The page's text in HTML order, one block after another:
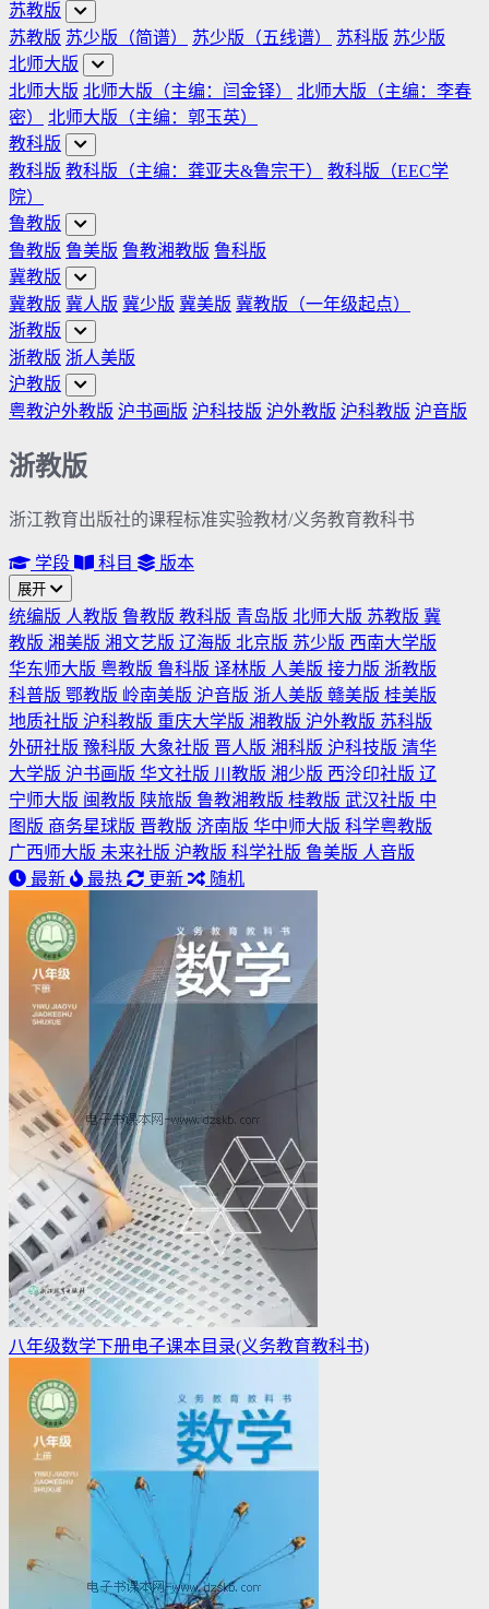
苏教版
苏教版 苏少版（简谱） 苏少版（五线谱） 苏科版 苏少版
北师大版
北师大版 北师大版（主编：闫金铎）
北师大版（主编：李春
密）
北师大版（主编：郭玉英）
教科版
教科版 教科版（主编：龚亚夫&鲁宗干）
教科版（EEC学
院）
鲁教版
鲁教版 鲁美版 鲁教湘教版 鲁科版
冀教版
冀教版 冀人版 冀少版 冀美版 冀教版（一年级起点）
浙教版
浙教版 浙人美版
沪教版
粤教沪外教版 沪书画版 沪科技版 沪外教版 沪科教版 沪音版
浙教版
浙江教育出版社的课程标准实验教材/义务教育教科书
学段 科目 版本
展开
统编版 人教版 鲁教版 教科版 青岛版 北师大版 苏教版 冀
教版 湘美版 湘文艺版 辽海版 北京版 苏少版 西南大学版
华东师大版 粤教版 鲁科版 译林版 人美版 接力版 浙教版
科普版 鄂教版 岭南美版 沪音版 浙人美版 赣美版 桂美版
地质社版 沪科教版 重庆大学版 湘教版 沪外教版 苏科版
外研社版 豫科版 大象社版 晋人版 湘科版 沪科技版 清华
大学版 沪书画版 华文社版 川教版 湘少版 西泠印社版 辽
宁师大版 闽教版 陕旅版 鲁教湘教版 桂教版 武汉社版 中
图版 商务星球版 晋教版 济南版 华中师大版 科学粤教版
广西师大版 未来社版 沪教版 科学社版 鲁美版 人音版
最新
最热 更新 随机
八年级数学下册电子课本目录(义务教育教科书)